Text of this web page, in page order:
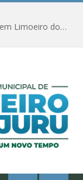
Amanhã começa nova etapa de vacinação em Limoeiro do Ajuru para idosos com 65 ou mais